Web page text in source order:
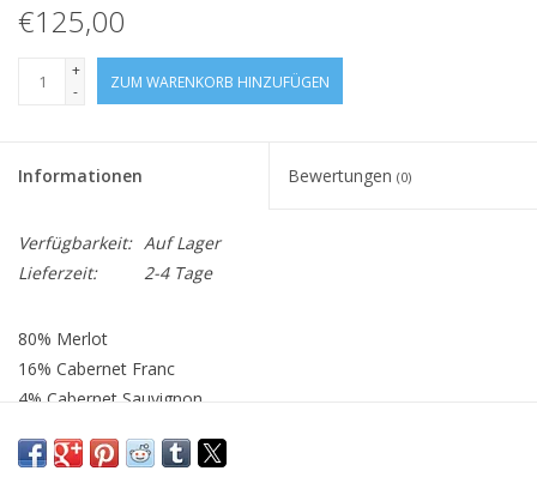
€125,00
+
-
ZUM WARENKORB HINZUFÜGEN
Informationen Bewertungen (0)
Verfügbarkeit: Auf Lager
Lieferzeit:
2-4 Tage
80% Merlot
16% Cabernet Franc
4% Cabernet Sauvignon
Alk.: 14,5%